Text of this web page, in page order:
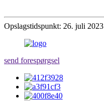
Opslagstidspunkt: 26. juli 2023
send forespørgsel